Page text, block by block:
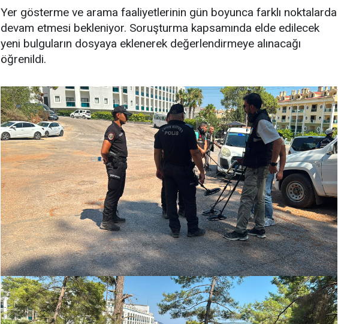
Yer gösterme ve arama faaliyetlerinin gün boyunca farklı noktalarda
devam etmesi bekleniyor. Soruşturma kapsamında elde edilecek
yeni bulguların dosyaya eklenerek değerlendirmeye alınacağı
öğrenildi.